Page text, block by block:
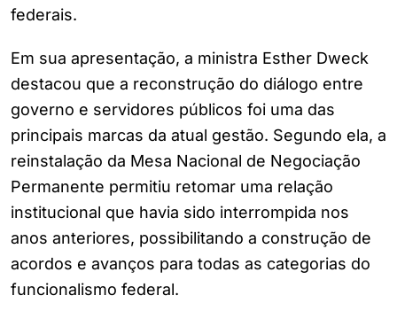
federais.
Em sua apresentação, a ministra Esther Dweck
destacou que a reconstrução do diálogo entre
governo e servidores públicos foi uma das
principais marcas da atual gestão. Segundo ela, a
reinstalação da Mesa Nacional de Negociação
Permanente permitiu retomar uma relação
institucional que havia sido interrompida nos
anos anteriores, possibilitando a construção de
acordos e avanços para todas as categorias do
funcionalismo federal.